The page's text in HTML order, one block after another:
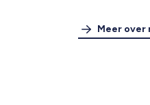
Meer over